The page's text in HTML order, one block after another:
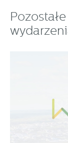
Pozostałe
w charakterze
postaci